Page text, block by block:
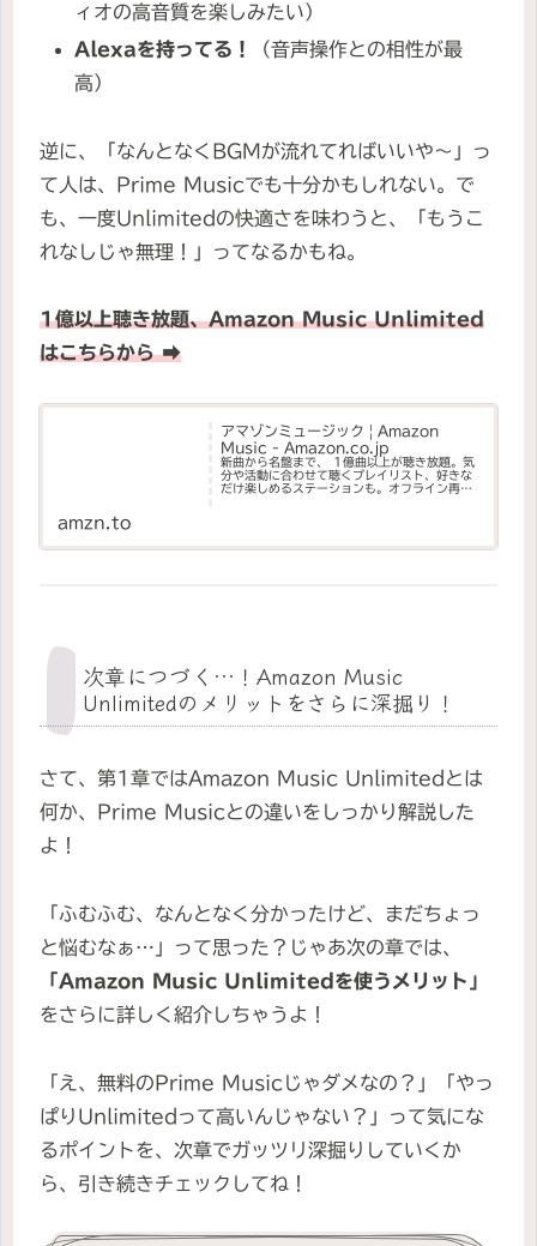
ィオの高音質を楽しみたい）
Alexaを持ってる！
（音声操作との相性が最
高）
逆に、「なんとなくBGMが流れてればいいや～」っ
て人は、Prime Musicでも十分かもしれない。で
も、一度Unlimitedの快適さを味わうと、「もうこ
れなしじゃ無理！」ってなるかもね。
1億以上聴き放題、Amazon Music Unlimited
はこちらから ➡
アマゾンミュージック | Amazon
Music - Amazon.co.jp
新曲から名盤まで、 1億曲以上が聴き放題。気
分や活動に合わせて聴くプレイリスト、好きな
だけ楽しめるステーションも。オフライン再生
amzn.to
次章につづく…！Amazon Music
Unlimitedのメリットをさらに深掘り！
さて、第1章ではAmazon Music Unlimitedとは
何か、Prime Musicとの違いをしっかり解説した
よ！
「ふむふむ、なんとなく分かったけど、まだちょっ
と悩むなぁ…」って思った？じゃあ次の章では、
「Amazon Music Unlimitedを使うメリット」
をさらに詳しく紹介しちゃうよ！
「え、無料のPrime Musicじゃダメなの？」「やっ
ぱりUnlimitedって高いんじゃない？」って気にな
るポイントを、次章でガッツリ深掘りしていくか
ら、引き続きチェックしてね！